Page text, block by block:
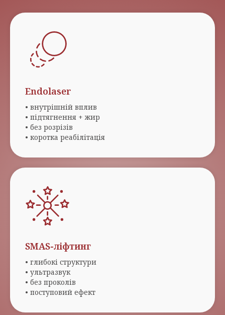
Endolaser
• внутрішній вплив
• підтягнення + жир
• без розрізів
• коротка реабілітація
SMAS-ліфтинг
• глибокі структури
• ультразвук
• без проколів
• поступовий ефект